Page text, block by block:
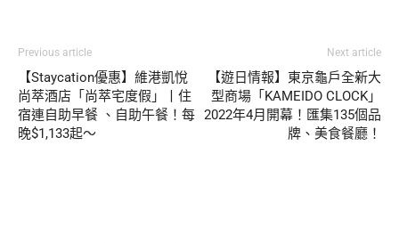
Previous article
【Staycation優惠】維港凱悅
尚萃酒店「尚萃宅度假」丨住
宿連自助早餐 、自助午餐！每
晚$1,133起～
Next article
【遊日情報】東京龜戶全新大
型商場「KAMEIDO CLOCK」
2022年4月開幕！匯集135個品
牌、美食餐廳！